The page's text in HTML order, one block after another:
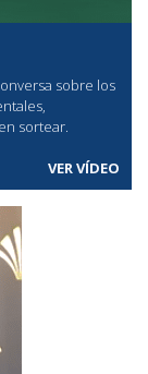
sobre los
sortear.
VER VÍDEO